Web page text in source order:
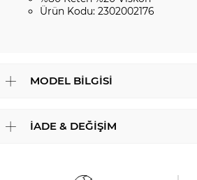
Ürün Kodu: 2302002176
MODEL BILGISI
İADE & DEĞIŞIM